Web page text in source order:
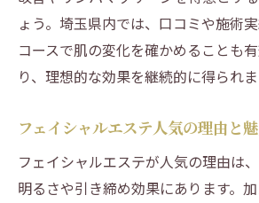
ょう。埼玉県内では、口コミや施術
コースで肌の変化を確かめることも
り、理想的な効果を継続的に得られま
フェイシャルエステ人気の理由と
フェイシャルエステが人気の理由は
明るさや引き締め効果にあります。